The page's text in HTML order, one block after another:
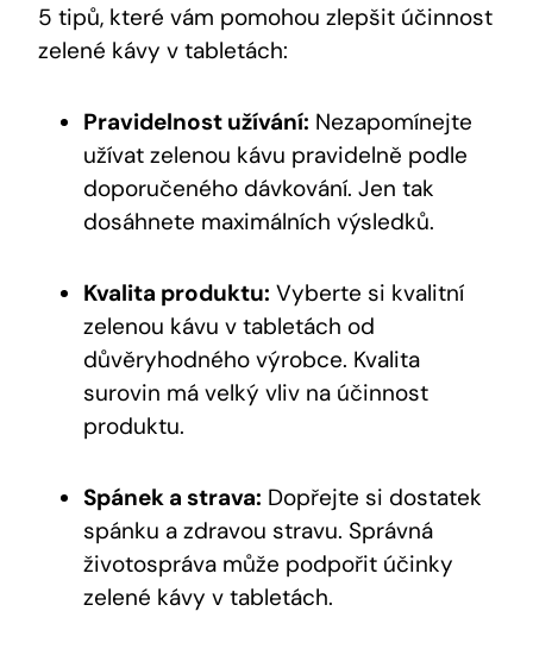
5 tipů, které vám pomohou zlepšit účinnost
zelené kávy v tabletách:
Pravidelnost užívání: Nezapomínejte
užívat zelenou kávu pravidelně podle
doporučeného dávkování. Jen tak
dosáhnete maximálních výsledků.
Kvalita produktu: Vyberte si kvalitní
zelenou kávu v tabletách od
důvěryhodného výrobce. Kvalita
surovin má velký vliv na účinnost
produktu.
Spánek a strava: Dopřejte si dostatek
spánku a zdravou stravu. Správná
životospráva může podpořit účinky
zelené kávy v tabletách.